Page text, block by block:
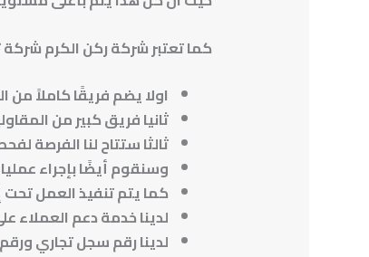
كما تعتبر شركة ركن الكرم شركة
اولا يضم فريقًا كاملاً من
ثانيا فريق كبير من
ثالثا ستتاح لنا الفرصة
وسنقوم أيضًا بإجراء
كما يتم تنفيذ العمل
لدينا خدمة دعم العملاء على مدار 24 ساعة للإجابة على جميع أسئلتك
لدينا رقم سجل تجاري